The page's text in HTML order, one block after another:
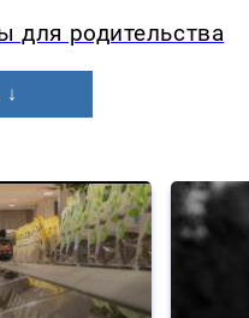
для родительства